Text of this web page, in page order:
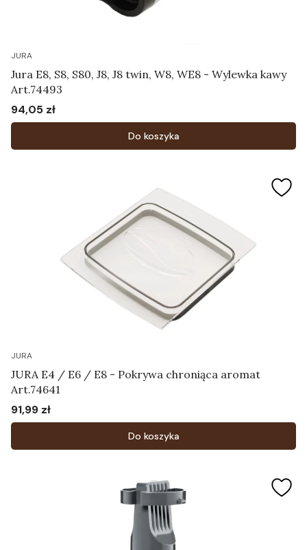
JURA
Jura E8, S8, S80, J8, J8 twin, W8, WE8 - Wylewka kawy
Art.74493
Cena
94,05 zł
Do koszyka
JURA
JURA E4 / E6 / E8 - Pokrywa chroniąca aromat
Art.74641
Cena
91,99 zł
Do koszyka